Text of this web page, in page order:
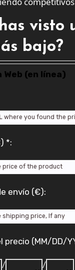
visto
bajo?
Web (en línea)
*:
envío (€):
precio (MM/DD/
/ /